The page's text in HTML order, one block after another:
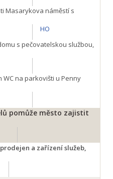
Masarykova náměstí s
HO
s pečovatelskou službou,
na parkovišti u Penny
pomůže město zajistit
a zařízení služeb,